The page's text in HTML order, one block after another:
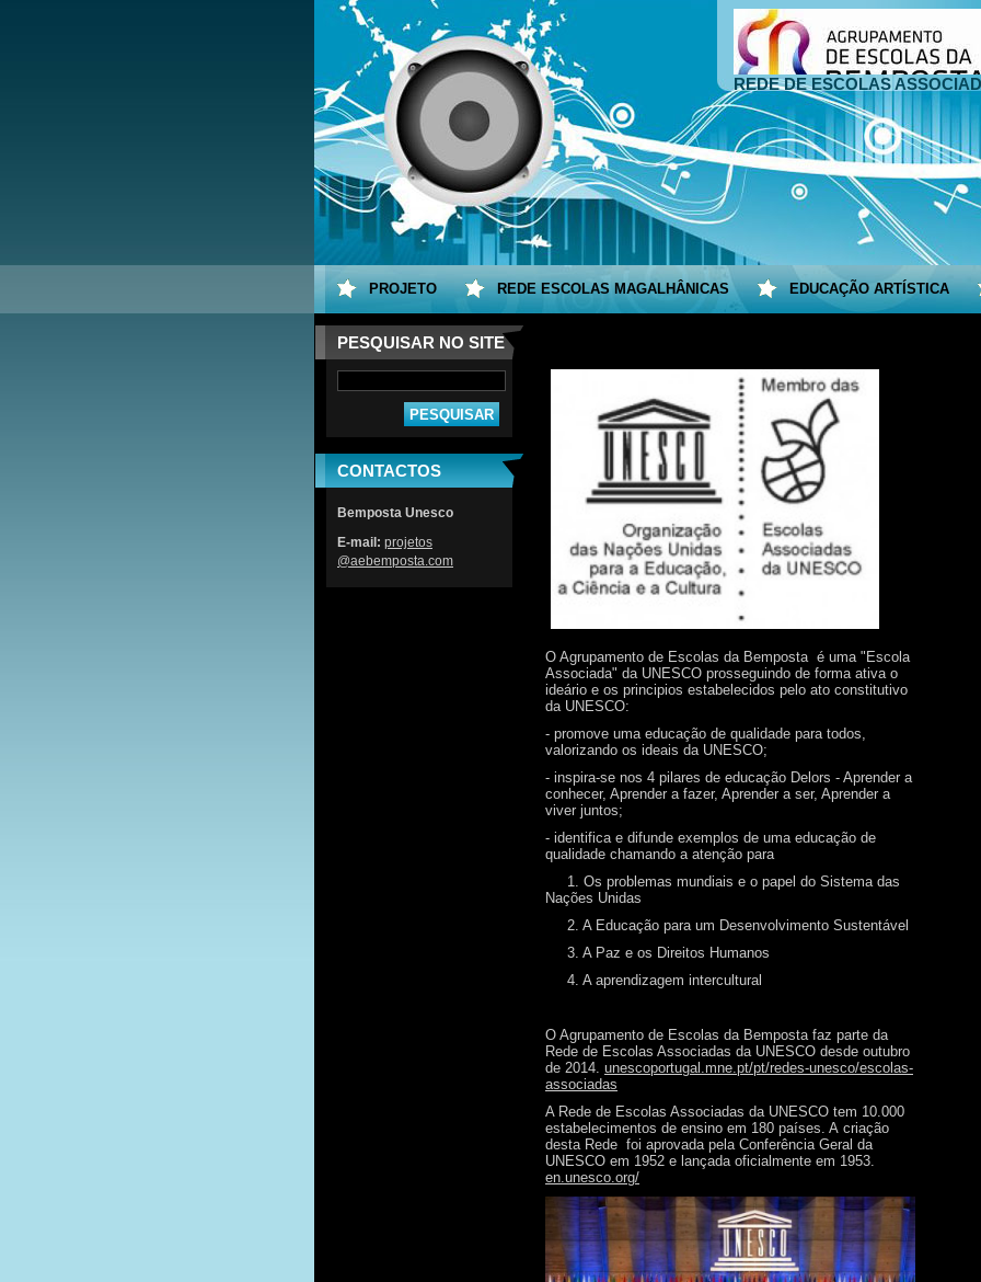
REDE DE ESCOLAS
PESQUISAR NO SITE
CONTACTOS
Bemposta Unesco
E-mail: projetos
@aebemposta.com
O Agrupamento de Escolas da Bemposta é uma "Escola
Associada" da UNESCO prosseguindo de forma ativa o
ideário e os principios estabelecidos pelo ato constitutivo
da UNESCO:
- promove uma educação de qualidade para todos,
valorizando os ideais da UNESCO;
- inspira-se nos 4 pilares de educação Delors - Aprender a
conhecer, Aprender a fazer, Aprender a ser, Aprender a
viver juntos;
- identifica e difunde exemplos de uma educação de
qualidade chamando a atenção para
1. Os problemas mundiais e o papel do Sistema das
Nações Unidas
2. A Educação para um Desenvolvimento Sustentável
3. A Paz e os Direitos Humanos
4. A aprendizagem intercultural
O Agrupamento de Escolas da Bemposta faz parte da
Rede de Escolas Associadas da UNESCO desde outubro
de 2014. unescoportugal.mne.pt/pt/redes-unesco/escolas-
associadas
A Rede de Escolas Associadas da UNESCO tem 10.000
estabelecimentos de ensino em 180 países. A criação
desta Rede foi aprovada pela Conferência Geral da
UNESCO em 1952 e lançada oficialmente em 1953.
en.unesco.org/
PROJETO REDE ESCOLAS MAGALHÂNICAS EDUCAÇÃO ARTÍSTICA